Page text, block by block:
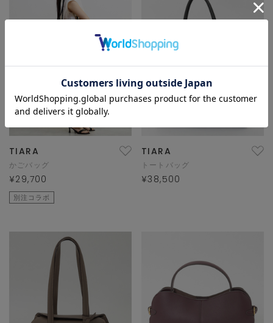
TIARA
かごバッグ
¥29,700
別注コラボ
TIARA
トートバッグ
¥38,500